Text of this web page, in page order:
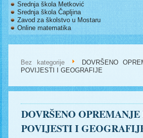
Srednja škola Metković
Srednja škola Čapljina
Zavod za školstvo u Mostaru
Online matematika
Bez kategorije
DOVRŠENO
POVIJESTI I GEOGRAFIJE
DOVRŠENO
POVIJESTI I